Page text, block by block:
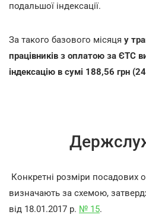
подальшої індексації.
За такого базового місяця у
працівників з оплатою за ЄТС
індексацію в сумі 188,56 грн
Конкретні розміри посадових
визначають за схемою,
від 18.01.2017 р. № 15.